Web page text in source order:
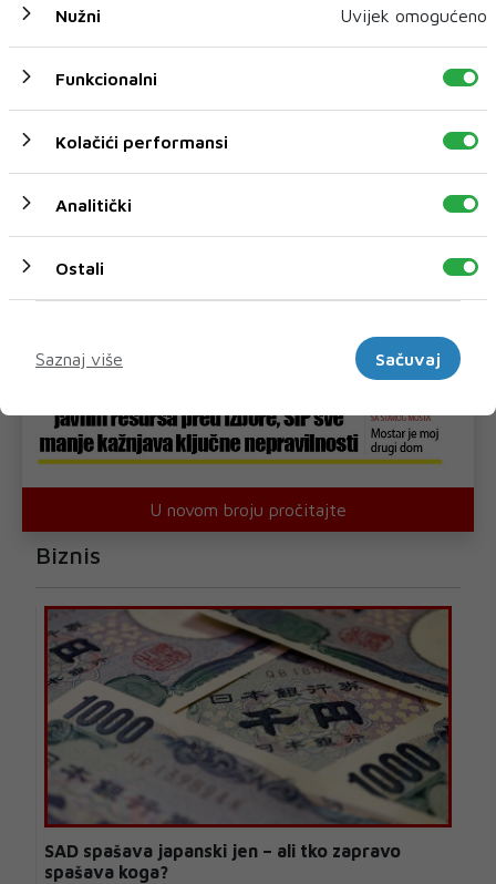
U novom broju pročitajte
Biznis
SAD spašava japanski jen – ali tko zapravo
spašava koga?
Nužni Uvijek omogućeno
Funkcionalni
Kolačići performansi
Analitički
Ostali
Saznaj više
Sačuvaj